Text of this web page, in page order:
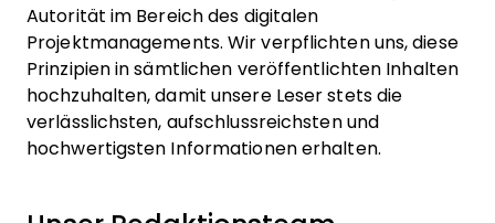
Autorität im Bereich des digitalen
Projektmanagements. Wir verpflichten uns, diese
Prinzipien in sämtlichen veröffentlichten Inhalten
hochzuhalten, damit unsere Leser stets die
verlässlichsten, aufschlussreichsten und
hochwertigsten Informationen erhalten.